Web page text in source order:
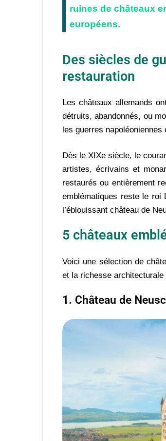
ruines de châteaux
européens.
Des siècles de
restauration
Les châteaux allemands
détruits, abandonnés, ou
les guerres
Dès le XIXe siècle, le
artistes, écrivains et
restaurés ou entièrement
emblématiques reste le roi
l’éblouissant château de
5 châteaux
Voici une sélection de
et la richesse architecturale
1. Château de